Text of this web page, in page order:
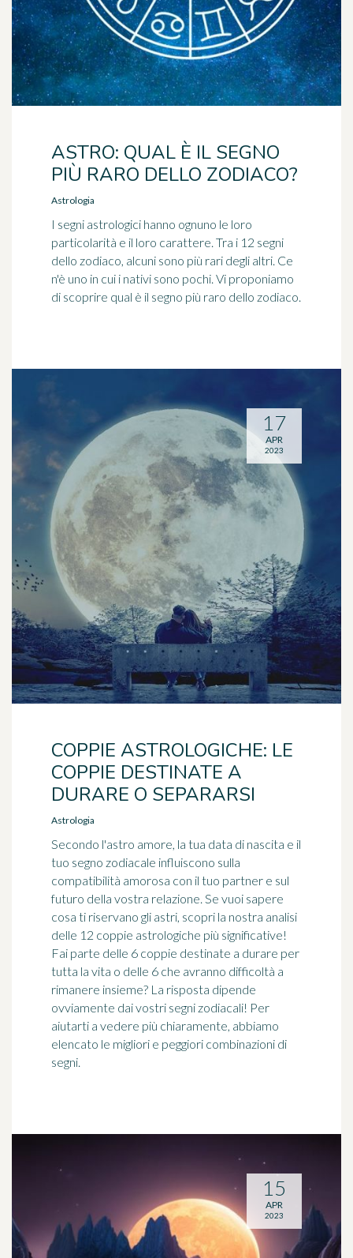
ASTRO: QUAL È IL SEGNO
PIÙ RARO DELLO ZODIACO?
Astrologia
I segni astrologici hanno ognuno le loro
particolarità e il loro carattere. Tra i 12 segni
dello zodiaco, alcuni sono più rari degli altri. Ce
n'è uno in cui i nativi sono pochi. Vi proponiamo
di scoprire qual è il segno più raro dello zodiaco.
COPPIE ASTROLOGICHE: LE
COPPIE DESTINATE A
DURARE O SEPARARSI
Astrologia
Secondo l'astro amore, la tua data di nascita e il
tuo segno zodiacale influiscono sulla
compatibilità amorosa con il tuo partner e sul
futuro della vostra relazione. Se vuoi sapere
cosa ti riservano gli astri, scopri la nostra analisi
delle 12 coppie astrologiche più significative!
Fai parte delle 6 coppie destinate a durare per
tutta la vita o delle 6 che avranno difficoltà a
rimanere insieme? La risposta dipende
ovviamente dai vostri segni zodiacali! Per
aiutarti a vedere più chiaramente, abbiamo
elencato le migliori e peggiori combinazioni di
segni.
17
APR
2023
15
APR
2023